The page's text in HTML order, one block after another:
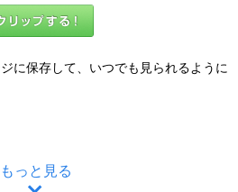
に保存して、いつでも見られるように
もっと見る